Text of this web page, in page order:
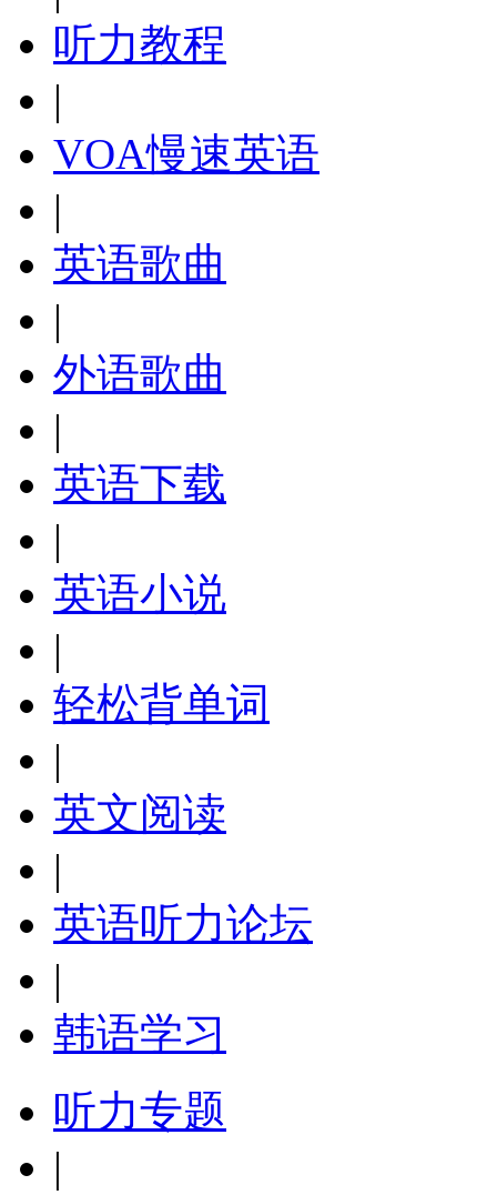
听力教程
|
VOA慢速英语
|
英语歌曲
|
外语歌曲
|
英语下载
|
英语小说
|
轻松背单词
|
英文阅读
|
英语听力论坛
|
韩语学习
听力专题
|